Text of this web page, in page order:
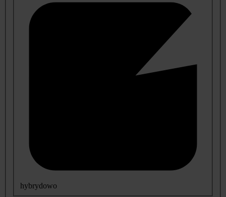
hybrydowo